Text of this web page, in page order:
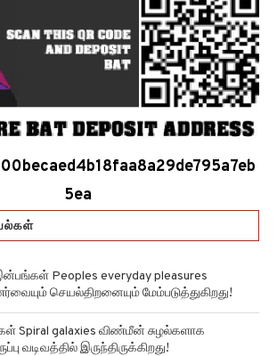
5ea
Peoples everyday pleasures
செயல்திறனையும் மேம்படுத்துகிறது!
Spiral galaxies விண்மீன் சுழல்களாக
வடிவத்தில் இருந்திருக்கிறது!